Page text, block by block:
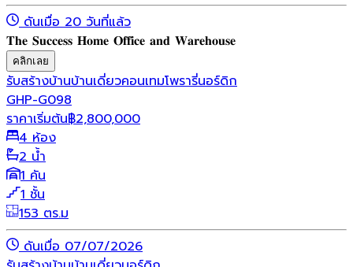
ดันเมื่อ 20 วันที่แล้ว
𝐓𝐡𝐞 𝐒𝐮𝐜𝐜𝐞𝐬𝐬 𝐇𝐨𝐦𝐞 𝐎𝐟𝐟𝐢𝐜𝐞 𝐚𝐧𝐝 𝐖𝐚𝐫𝐞𝐡𝐨𝐮𝐬𝐞
คลิกเลย
รับสร้างบ้านบ้านเดี่ยวคอนเทมโพรารี่นอร์ดิก
GHP-G098
ราคาเริ่มต้น฿2,800,000
4 ห้อง
2 น้ำ
1 คัน
1 ชั้น
153 ตร.ม
ดันเมื่อ 07/07/2026